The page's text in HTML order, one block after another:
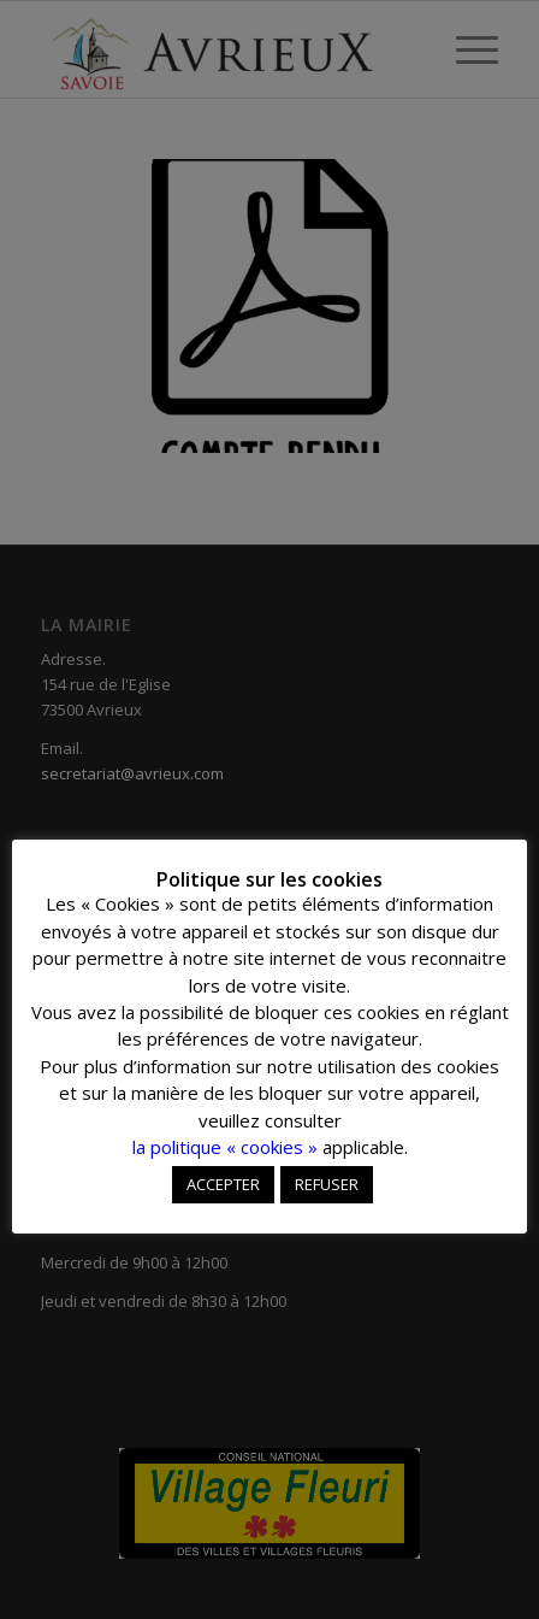
LA MAIRIE
Adresse.
154 rue de l'Eglise
73500 Avrieux
Email.
secretariat@avrieux.com
COORDONNÉES
Téléphone.
Fax.
04 79 20 39 30
HORAIRES D’OUVERTURE
Mercredi de 9h00 à 12h00
Jeudi et vendredi de 8h30 à 12h00
Politique sur les cookies
Les « Cookies » sont de petits éléments d’information
envoyés à votre appareil et stockés sur son disque dur
pour permettre à notre site internet de vous reconnaitre
lors de votre visite.
Vous avez la possibilité de bloquer ces cookies en réglant
les préférences de votre navigateur.
Pour plus d’information sur notre utilisation des cookies
et sur la manière de les bloquer sur votre appareil,
veuillez consulter
la politique « cookies » applicable.
ACCEPTER REFUSER